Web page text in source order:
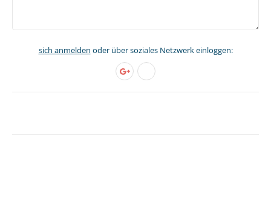
sich anmelden oder über soziales Netzwerk einloggen: